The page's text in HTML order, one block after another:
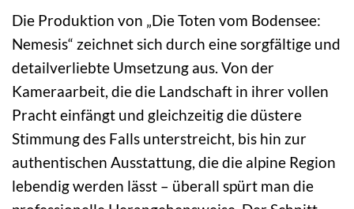
Die Produktion von „Die Toten vom Bodensee:
Nemesis“ zeichnet sich durch eine sorgfältige und
detailverliebte Umsetzung aus. Von der
Kameraarbeit, die die Landschaft in ihrer vollen
Pracht einfängt und gleichzeitig die düstere
Stimmung des Falls unterstreicht, bis hin zur
authentischen Ausstattung, die die alpine Region
lebendig werden lässt – überall spürt man die